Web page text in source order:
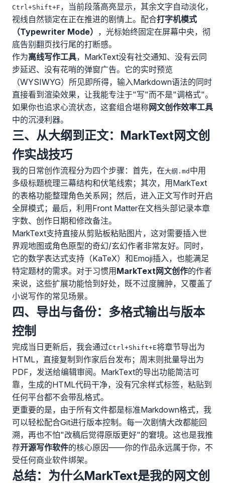
Ctrl+Shift+F ，当前段落高亮显示，其余文字自动淡化，
视线自然锁定在正在推进的剧情上。配合打字机模式
（Typewriter Mode） ，光标始终固定在屏幕中央，彻
底告别翻页找行尾的打断感。
作为离线写作工具，MarkText没有社交通知、没有云同
步延迟、没有花哨的弹窗广告。它的实时预览
（WYSIWYG）所见即所得，输入Markdown语法的同时
直接看到渲染效果，让我能专注于"写"而不是"调格式"。
如果你也追求心流状态，这套组合堪称网文创作效率工具
中的沉浸利器。
三、从大纲到正文：MarkText网文创
作实战技巧
我的日常创作流程分为四个步骤：首先，在大纲.md 中用
多级标题梳理三幕结构和伏笔线索；其次，用MarkText
的表格功能整理角色关系网；然后，进入正文写作时开启
全屏模式；最后，利用Front Matter在文档头部记录本章
字数、创作日期和修改备注。
MarkText支持直接从剪贴板粘贴图片，这对需要插入世
界观地图或角色原型的奇幻/玄幻作者非常友好。同时，
它的数学表达式支持（KaTeX）和Emoji插入，也能满足
特定题材的需求。对于习惯用 MarkText网文创作的作者
来说，这些扩展功能恰到好处，既不过度臃肿，又覆盖了
小说写作的常见场景。
四、导出与备份：多格式输出与版本
控制
完成当日更新后，我会通过Ctrl+Shift+E将章节导出为
HTML，直接复制到作家后台发布；周末则批量导出为
PDF，发送给编辑审阅。MarkText的导出功能简洁可
靠，生成的HTML代码干净，没有冗余样式标签，粘贴到
任何平台都不会带乱格式。
更重要的是，由于所有文件都是标准Markdown格式，我
可以轻松配合Git进行版本控制。每一次剧情大改都能回
溯，再也不怕"改稿后觉得原版更好"的窘境。这也是我推
荐开源写作软件的核心原因——你的作品永远属于你，不
受任何商业软件绑架。
总结：为什么MarkText是我的网文创